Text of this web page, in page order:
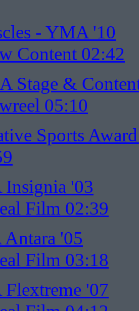
- YMA '10
Content 02:42
Stage &
05:10
Sports
'03
Film 02:39
'05
Film 03:18
'07